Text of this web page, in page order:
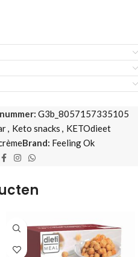
G3b_8057157335105
, Keto snacks , KETOdieet
Brand: Feeling Ok